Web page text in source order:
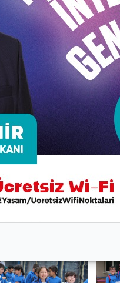
yerel
ile birlikte ziyaret
Yardımcıları
anlattı.
daha sonra Nilüfer
sokak hayvanları